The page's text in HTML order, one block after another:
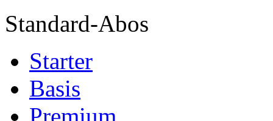
Standard-Abos
Starter
Basis
Premium